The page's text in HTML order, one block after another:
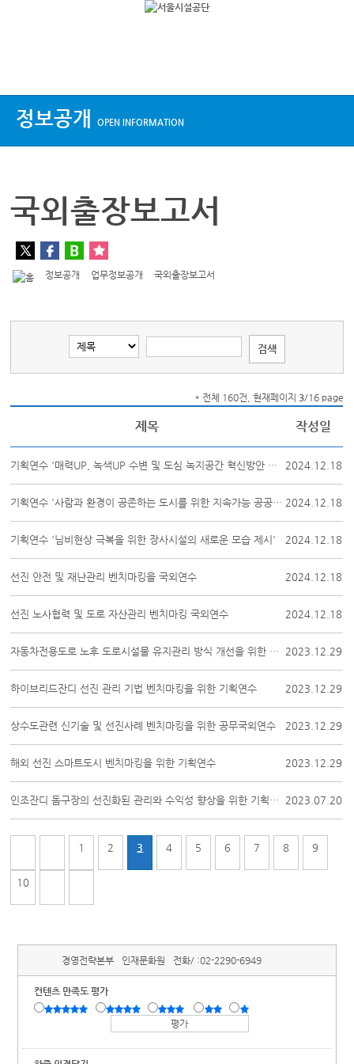
정보공개 OPEN INFORMATION
국외출장보고서
정보공개 업무정보공개 국외출장보고서
* 전체 160건, 현재페이지 3/16 page
제목 작성일
기획연수 '매력UP, 녹색UP 수변 및 도심 녹지공간 혁신방안 제시' 2024.12.18
기획연수 '사람과 환경이 공존하는 도시를 위한 지속가능 공공서비스 도입방안 제시' 2024.12.18
기획연수 '님비현상 극복을 위한 장사시설의 새로운 모습 제시' 2024.12.18
선진 안전 및 재난관리 벤치마킹을 국외연수 2024.12.18
선진 노사협력 및 도로 자산관리 벤치마킹 국외연수 2024.12.18
자동차전용도로 노후 도로시설물 유지관리 방식 개선을 위한 국외연수 2023.12.29
하이브리드잔디 선진 관리 기법 벤치마킹을 위한 기획연수 2023.12.29
상수도관련 신기술 및 선진사례 벤치마킹을 위한 공무국외연수 2023.12.29
해외 선진 스마트도시 벤치마킹을 위한 기획연수 2023.12.29
인조잔디 돔구장의 선진화된 관리와 수익성 향상을 위한 기획연수 2023.07.20
1 2 3 4 5 6 7 8 9
10
경영전략본부 인재문화원 전화/ :02-2290-6949
컨텐츠 만족도 평가